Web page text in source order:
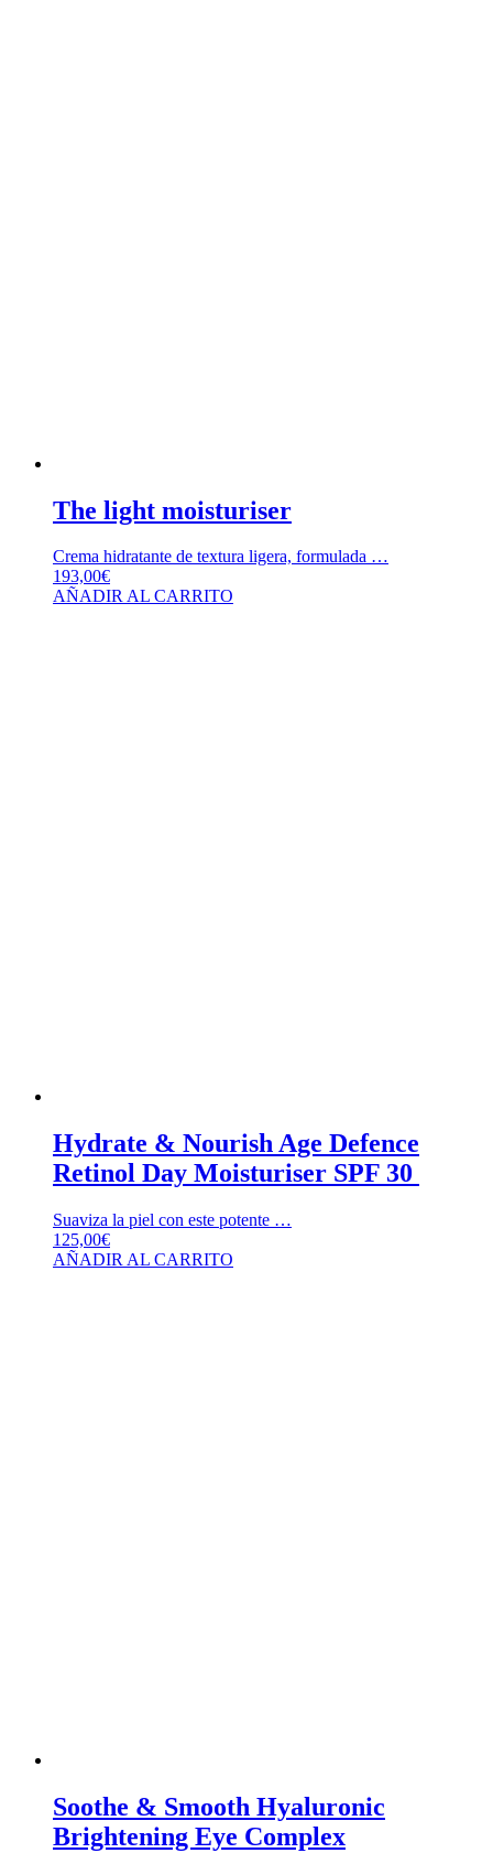
The light moisturiser
Crema hidratante de textura ligera, formulada …
193,00€
AÑADIR AL CARRITO
Hydrate & Nourish Age Defence
Retinol Day Moisturiser SPF 30
Suaviza la piel con este potente …
125,00€
AÑADIR AL CARRITO
Soothe & Smooth Hyaluronic
Brightening Eye Complex